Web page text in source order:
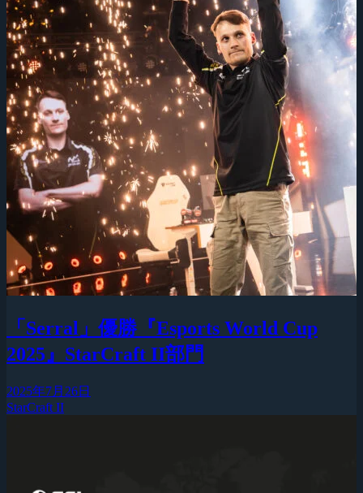
「Serral」優勝『Esports World Cup
2025』StarCraft II部門
2025年7月26日
StarCraft II